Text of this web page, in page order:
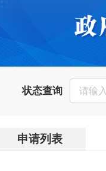
状态查询
申请列表